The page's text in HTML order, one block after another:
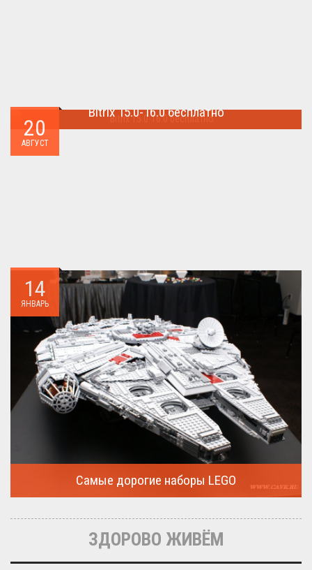
20
АВГУСТ
Bitrix 15.0-16.0 бесплатно
14
ЯНВАРЬ
Самые дорогие наборы LEGO
дорогие...
ЗДОРОВО ЖИВЁМ